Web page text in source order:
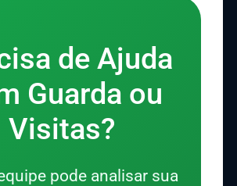
de Ajuda
Guarda ou
Visitas?
pode analisar sua